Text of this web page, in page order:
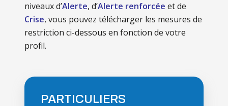
niveaux d’Alerte, d’Alerte renforcée et de
Crise, vous pouvez télécharger les mesures de
restriction ci-dessous en fonction de votre
profil.
PARTICULIERS